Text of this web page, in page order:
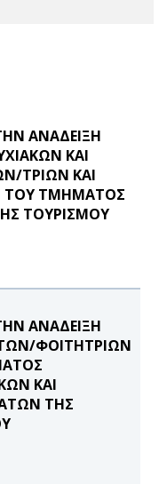
ΑΝΑΔΕΙΞΗ
ΚΑΙ
ΤΡΙΩΝ ΚΑΙ
ΤΟΥ ΤΜΗΜΑΤΟΣ
ΤΟΥΡΙΣΜΟΥ
ΑΝΑΔΕΙΞΗ
ΦΟΙΤΗΤΡΙΩΝ
ΚΑΙ
ΤΗΣ